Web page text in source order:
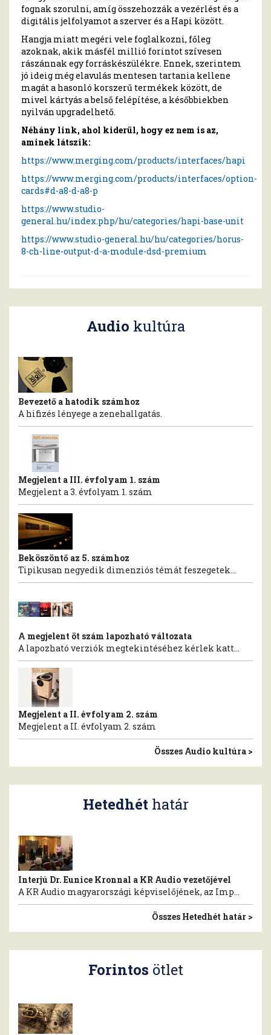
fognak szorulni, amíg összehozzák a vezérlést és a
digitális jelfolyamot a szerver és a Hapi között.
Hangja miatt megéri vele foglalkozni, főleg
azoknak, akik másfél millió forintot szívesen
rászánnak egy forráskészülékre. Ennek, szerintem
jó ideig még elavulás mentesen tartania kellene
magát a hasonló korszerű termékek között, de
mivel kártyás a belső felépítése, a későbbiekben
nyilván upgradelhető.
Néhány link, ahol kiderül, hogy ez nem is az,
aminek látszik:
https://www.merging.com/products/interfaces/hapi
https://www.merging.com/products/interfaces/option-
cards#d-a8-d-a8-p
https://www.studio-
general.hu/index.php/hu/categories/hapi-base-unit
https://www.studio-general.hu/hu/categories/horus-
8-ch-line-output-d-a-module-dsd-premium
Audio kultúra
Bevezető a hatodik számhoz
A hifizés lényege a zenehallgatás.
Megjelent a III. évfolyam 1. szám
Megjelent a 3. évfolyam 1. szám
Beköszöntő az 5. számhoz
Tipikusan negyedik dimenziós témát feszegetek...
A megjelent öt szám lapozható változata
A lapozható verziók megtekintéséhez kérlek katt...
Megjelent a II. évfolyam 2. szám
Megjelent a II. évfolyam 2. szám
Összes Audio kultúra >
Hetedhéthatár
Interjú Dr. Eunice Kronnal a KR Audio vezetőjével
A KR Audio magyarországi képviselőjének, az Imp...
Összes Hetedhét határ >
Forintos ötlet